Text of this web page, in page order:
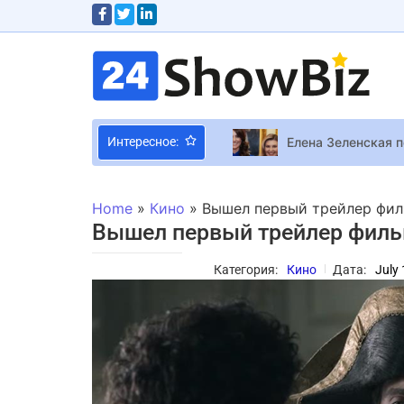
Интересное:
Елена Зеленская
Хоррор-экшен
Королевская
Уинфри, Бекхэм,
TAYANNA спела
Фестиваль
Писатель Павел
343 Industries
Супруга Евгения
Home » Кино » Вышел первый трейлер
Вышел первый трейлер
Категория: Кино Дата: July